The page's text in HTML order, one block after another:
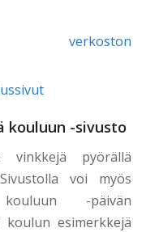
verkoston
kouluun -sivusto
pyörällä
voi myös
-päivän
esimerkkejä